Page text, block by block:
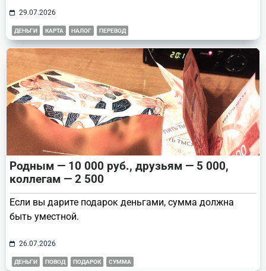
29.07.2026
ДЕНЬГИ КАРТА НАЛОГ ПЕРЕВОД
Родным — 10 000 руб., друзьям — 5 000,
коллегам — 2 500
Если вы дарите подарок деньгами, сумма должна
быть уместной.
26.07.2026
ДЕНЬГИ ПОВОД ПОДАРОК СУММА